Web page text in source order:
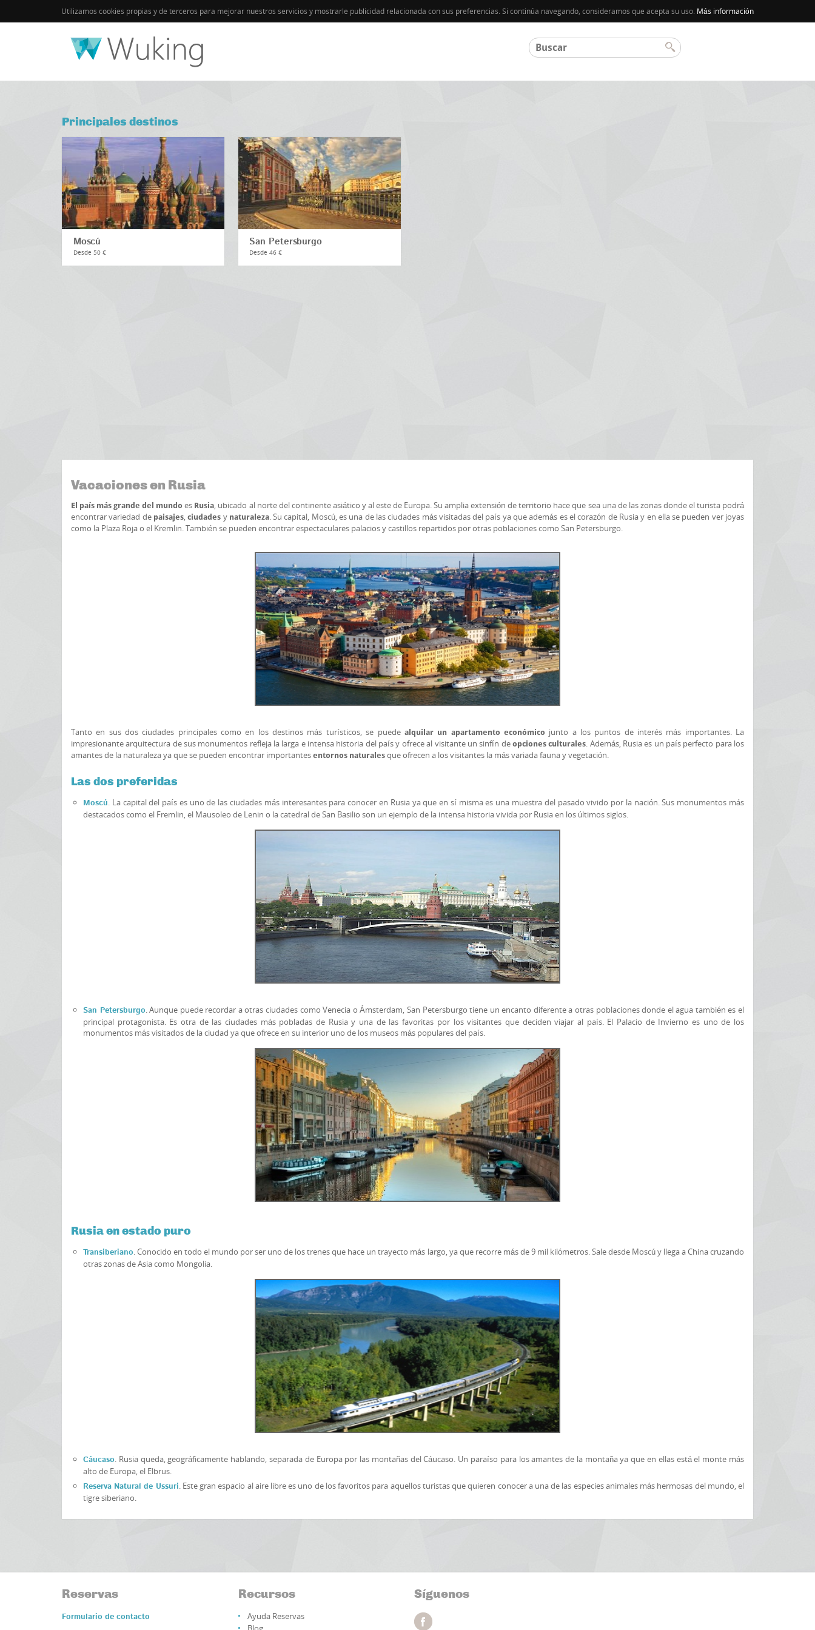
Utilizamos cookies propias y de terceros para mejorar nuestros servicios y mostrarle publicidad relacionada con sus preferencias. Si continúa navegando, consideramos que acepta su uso. Más información
Principales destinos
Moscú
Desde 50 €
San Petersburgo
Desde 46 €
Vacaciones en Rusia
El país más grande del mundo es Rusia, ubicado al norte del continente asiático y al este de Europa. Su amplia extensión de territorio hace que sea una de las zonas donde el turista podrá
encontrar variedad de paisajes,ciudades y naturaleza. Su capital, Moscú, es una de las ciudades más visitadas del país ya que además es el corazón de Rusia y en ella se pueden ver joyas
como la Plaza Roja o el Kremlin. También se pueden encontrar espectaculares palacios y castillos repartidos por otras poblaciones como San Petersburgo.
Tanto en sus dos ciudades principales como en los destinos más turísticos, se puede alquilar un apartamento económico junto a los puntos de interés más importantes. La
impresionante arquitectura de sus monumentos refleja la larga e intensa historia del país y ofrece al visitante un sinfín de opciones culturales. Además, Rusia es un país perfecto para los
amantes de la naturaleza ya que se pueden encontrar importantes entornos naturales que ofrecen a los visitantes la más variada fauna y vegetación.
Las dos preferidas
Moscú. La capital del país es uno de las ciudades más interesantes para conocer en Rusia ya que en sí misma es una muestra del pasado vivido por la nación. Sus monumentos más
destacados como el Fremlin, el Mausoleo de Lenin o la catedral de San Basilio son un ejemplo de la intensa historia vivida por Rusia en los últimos siglos.
San Petersburgo. Aunque puede recordar a otras ciudades como Venecia o Ámsterdam, San Petersburgo tiene un encanto diferente a otras poblaciones donde el agua también es el
principal protagonista. Es otra de las ciudades más pobladas de Rusia y una de las favoritas por los visitantes que deciden viajar al país. El Palacio de Invierno es uno de los
monumentos más visitados de la ciudad ya que ofrece en su interior uno de los museos más populares del país.
Rusia en estado puro
Transiberiano. Conocido en todo el mundo por ser uno de los trenes que hace un trayecto más largo, ya que recorre más de 9 mil kilómetros. Sale desde Moscú y llega a China cruzando
otras zonas de Asia como Mongolia.
Cáucaso. Rusia queda, geográficamente hablando, separada de Europa por las montañas del Cáucaso. Un paraíso para los amantes de la montaña ya que en ellas está el monte más
alto de Europa, el Elbrus.
Reserva Natural de Ussuri. Este gran espacio al aire libre es uno de los favoritos para aquellos turistas que quieren conocer a una de las especies animales más hermosas del mundo, el
tigre siberiano.
Reservas
Formulario de contacto
Recursos
Ayuda Reservas
Síguenos